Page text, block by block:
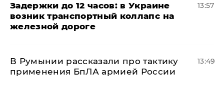
Задержки до 12 часов: в Украине
возник транспортный коллапс на
железной дороге
13:57
В Румынии рассказали про тактику
применения БпЛА армией России
13:49